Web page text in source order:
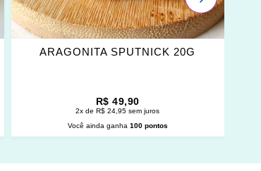
ARAGONITA SPUTNICK 20G
R$ 49,90
2x de R$ 24,95 sem juros
Você ainda ganha 100 pontos